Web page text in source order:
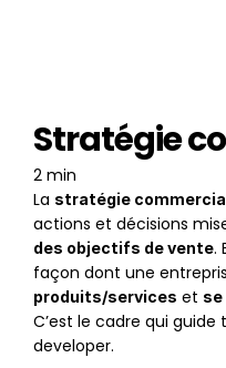
Stratégie
2 min
La stratégie
actions et décisions
des objectifs de vente.
façon dont une
produits/services et se
C’est le cadre qui
developer.